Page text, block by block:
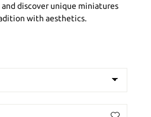
discover unique miniatures
with aesthetics.